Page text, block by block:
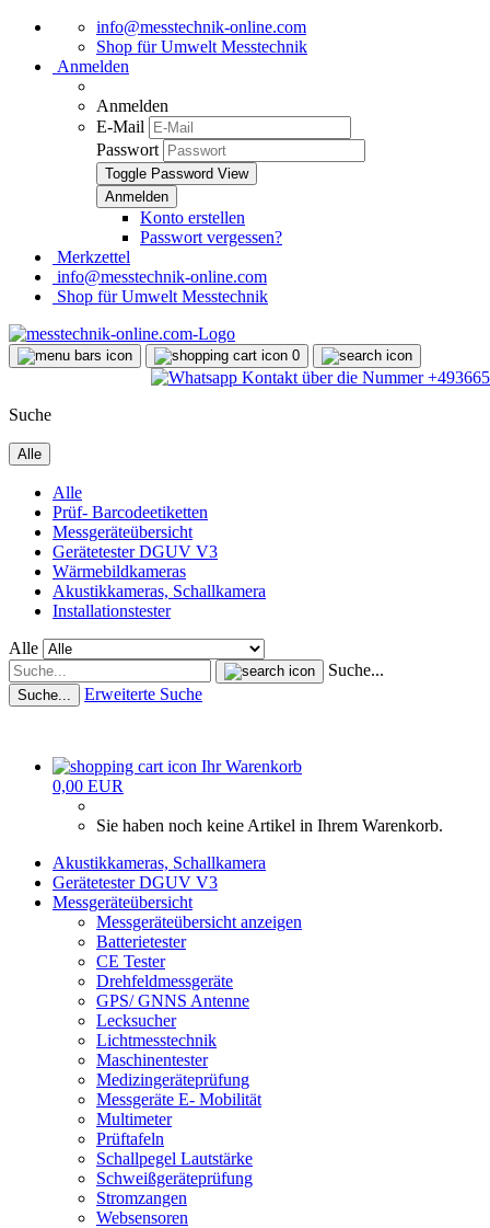
info@messtechnik-online.com
Shop für Umwelt Messtechnik
Anmelden
Anmelden
E-Mail
Passwort
Toggle Password View
Konto erstellen
Passwort vergessen?
Merkzettel
info@messtechnik-online.com
Shop für Umwelt Messtechnik
0
Suche
Alle
Alle
Prüf- Barcodeetiketten
Messgeräteübersicht
Gerätetester DGUV V3
Wärmebildkameras
Akustikkameras, Schallkamera
Installationstester
Alle
Suche...
Suche... Erweiterte Suche
Ihr Warenkorb
0,00 EUR
Sie haben noch keine Artikel in Ihrem Warenkorb.
Akustikkameras, Schallkamera
Gerätetester DGUV V3
Messgeräteübersicht
Messgeräteübersicht anzeigen
Batterietester
CE Tester
Drehfeldmessgeräte
GPS/ GNNS Antenne
Lecksucher
Lichtmesstechnik
Maschinentester
Medizingeräteprüfung
Messgeräte E- Mobilität
Multimeter
Prüftafeln
Schallpegel Lautstärke
Schweißgeräteprüfung
Stromzangen
Websensoren